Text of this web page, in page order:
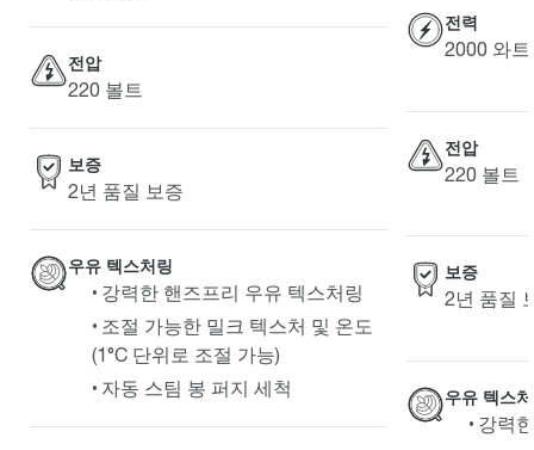
전압
220 볼트
보증
2년 품질 보증
우유 텍스처링
강력한 핸즈프리 우유 텍스처링
조절 가능한 밀크 텍스처 및 온도
(1°C 단위로 조절 가능)
자동 스팀 봉 퍼지 세척
전력
2000 와트
전압
220 볼트
보증
2년 품질
우유 텍스
강력